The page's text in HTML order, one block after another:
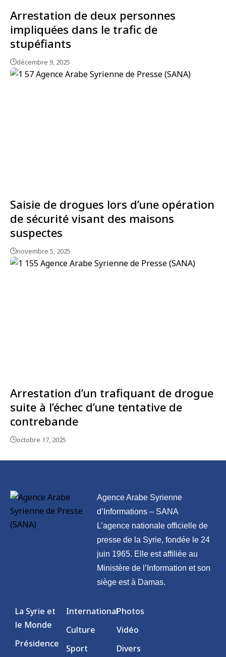
Arrestation de deux personnes
impliquées dans le trafic de
stupéfiants
décembre 9, 2025
Saisie de drogues lors d’une opération
de sécurité visant des maisons
suspectes
novembre 5, 2025
Arrestation d’un trafiquant de drogue
suite à l’échec d’une tentative de
contrebande
octobre 17, 2025
Agence Arabe Syrienne
d’Informations – SANA
L’agence nationale officielle de
presse de la Syrie, fondée le 24
juin 1965. Elle est affiliée au
Ministère de l’Information et son
siège est à Damas.
La Syrie et
le Monde
Présidence
International
Culture
Sport
Photos
Vidéo
Divers